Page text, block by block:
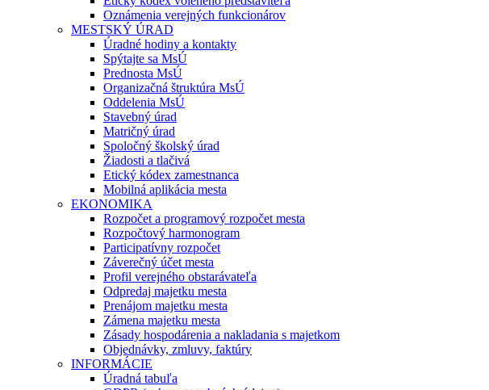
Oznámenia verejných funkcionárov
MESTSKÝ ÚRAD
Úradné hodiny a kontakty
Spýtajte sa MsÚ
Prednosta MsÚ
Organizačná štruktúra MsÚ
Oddelenia MsÚ
Stavebný úrad
Matričný úrad
Spoločný školský úrad
Žiadosti a tlačivá
Etický kódex zamestnanca
Mobilná aplikácia mesta
EKONOMIKA
Rozpočet a programový rozpočet mesta
Rozpočtový harmonogram
Participatívny rozpočet
Záverečný účet mesta
Profil verejného obstarávateľa
Odpredaj majetku mesta
Prenájom majetku mesta
Zámena majetku mesta
Zásady hospodárenia a nakladania s majetkom
Objednávky, zmluvy, faktúry
INFORMÁCIE
Úradná tabuľa